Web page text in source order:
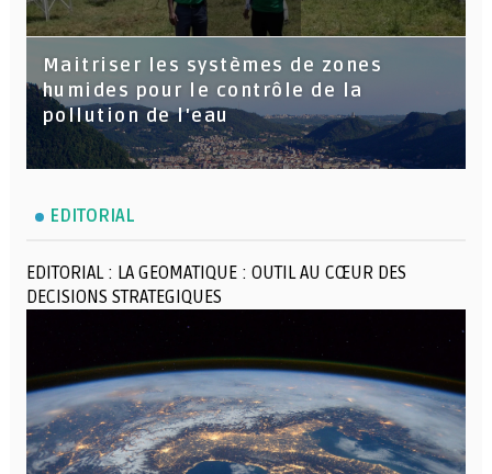
Maitriser les systèmes de zones
humides pour le contrôle de la
pollution de l'eau
EDITORIAL
EDITORIAL : LA GEOMATIQUE : OUTIL AU CŒUR DES
DECISIONS STRATEGIQUES